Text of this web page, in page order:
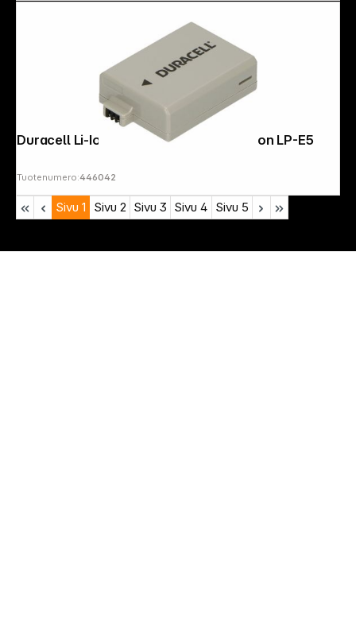
Duracell Li-Ion Batt. 1020 mAh for Canon LP-E5
Tuotenumero:446042
Sivu 1 Sivu 2 Sivu 3 Sivu 4 Sivu 5